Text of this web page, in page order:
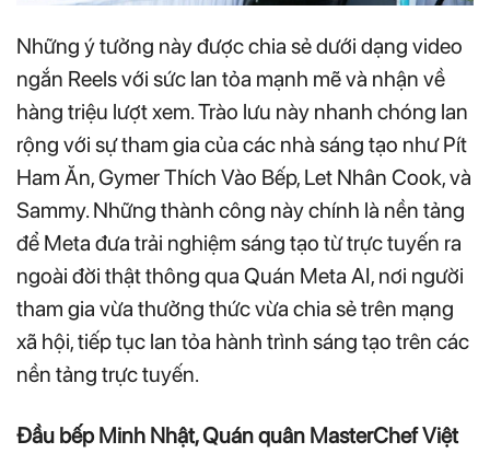
Những ý tưởng này được chia sẻ dưới dạng video
ngắn Reels với sức lan tỏa mạnh mẽ và nhận về
hàng triệu lượt xem. Trào lưu này nhanh chóng lan
rộng với sự tham gia của các nhà sáng tạo như Pít
Ham Ăn, Gymer Thích Vào Bếp, Let Nhân Cook, và
Sammy. Những thành công này chính là nền tảng
để Meta đưa trải nghiệm sáng tạo từ trực tuyến ra
ngoài đời thật thông qua Quán Meta AI, nơi người
tham gia vừa thưởng thức vừa chia sẻ trên mạng
xã hội, tiếp tục lan tỏa hành trình sáng tạo trên các
nền tảng trực tuyến.
Đầu bếp Minh Nhật, Quán quân MasterChef Việt